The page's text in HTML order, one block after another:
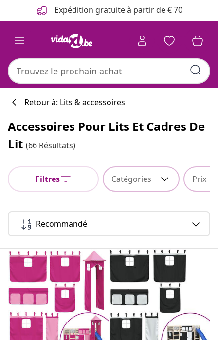
Expédition gratuite à partir de € 70
Retour à: Lits & accessoires
Accessoires Pour Lits Et Cadres De
Lit (66 Résultats)
Filtres Catégories Prix
Recommandé